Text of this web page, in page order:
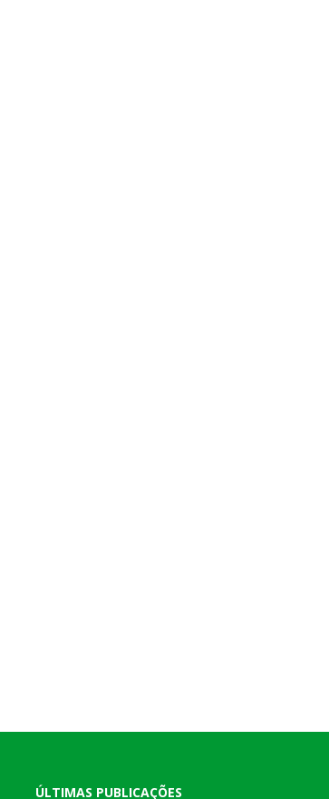
ÚLTIMAS PUBLICAÇÕES